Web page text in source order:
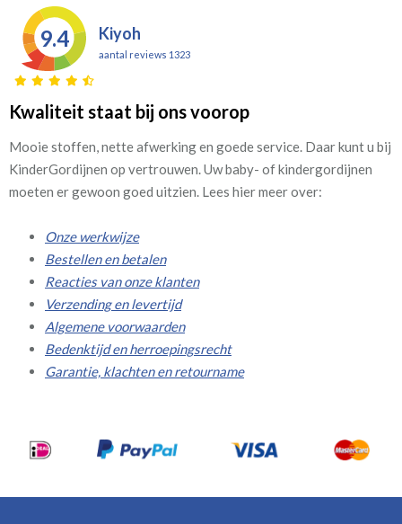
9.4 Kiyoh
aantal reviews 1323
Kwaliteit staat bij ons voorop
Mooie stoffen, nette afwerking en goede service. Daar kunt u bij
KinderGordijnen op vertrouwen. Uw baby- of kindergordijnen
moeten er gewoon goed uitzien. Lees hier meer over:
Onze werkwijze
Bestellen en betalen
Reacties van onze klanten
Verzending en levertijd
Algemene voorwaarden
Bedenktijd en herroepingsrecht
Garantie, klachten en retourname